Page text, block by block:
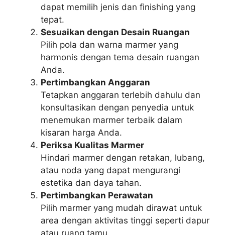
dapat memilih jenis dan finishing yang
tepat.
Sesuaikan dengan Desain Ruangan
Pilih pola dan warna marmer yang
harmonis dengan tema desain ruangan
Anda.
Pertimbangkan Anggaran
Tetapkan anggaran terlebih dahulu dan
konsultasikan dengan penyedia untuk
menemukan marmer terbaik dalam
kisaran harga Anda.
Periksa Kualitas Marmer
Hindari marmer dengan retakan, lubang,
atau noda yang dapat mengurangi
estetika dan daya tahan.
Pertimbangkan Perawatan
Pilih marmer yang mudah dirawat untuk
area dengan aktivitas tinggi seperti dapur
atau ruang tamu.